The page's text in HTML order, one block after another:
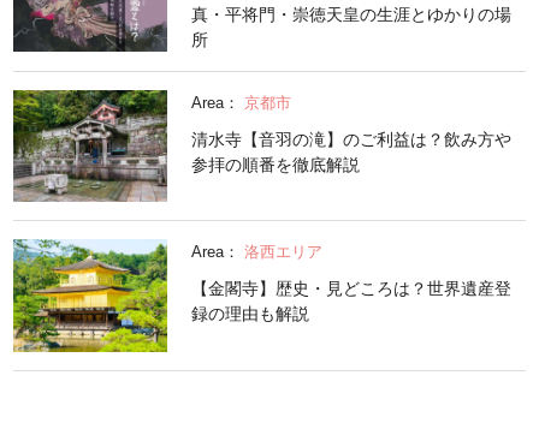
真・平将門・崇徳天皇の生涯とゆかりの場
所
Area： 京都市
清水寺【音羽の滝】のご利益は？飲み方や
参拝の順番を徹底解説
Area： 洛西エリア
【金閣寺】歴史・見どころは？世界遺産登
録の理由も解説